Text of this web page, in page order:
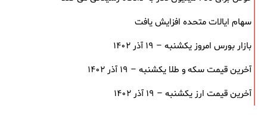
سهام ایالات متحده افزایش یافت
بازار بورس امروز یکشنبه – ۱۹ آذر ۱۴۰۲
آخرین قیمت سکه و طلا یکشنبه – ۱۹ آذر ۱۴۰۲
آخرین قیمت ارز یکشنبه – ۱۹ آذر ۱۴۰۲